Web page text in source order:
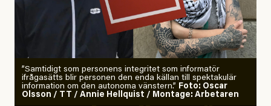
”Samtidigt som personens integritet som informatör
ifrågasätts blir personen den enda källan till spektakulär
information om den autonoma vänstern.” Foto: Oscar
Olsson / TT / Annie Hellquist / Montage: Arbetaren